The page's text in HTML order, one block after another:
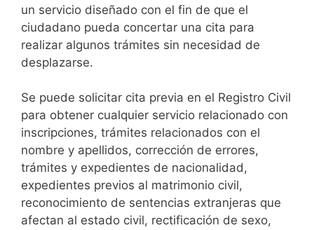
un servicio diseñado con el fin de que el
ciudadano pueda concertar una cita para
realizar algunos trámites sin necesidad de
desplazarse.​
Se puede solicitar cita previa en el Registro Civil
para obtener cualquier servicio relacionado con
inscripciones, trámites relacionados con el
nombre y apellidos, corrección de errores,
trámites y expedientes de nacionalidad,
expedientes previos al matrimonio civil,
reconocimiento de sentencias extranjeras que
afectan al estado civil, rectificación de sexo,